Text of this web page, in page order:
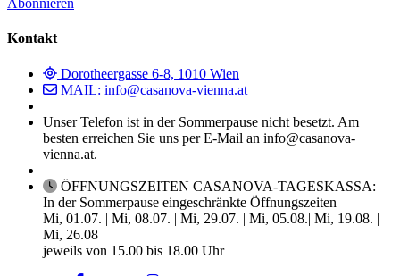
Abonnieren
Kontakt
Dorotheergasse 6-8, 1010 Wien
MAIL: info@casanova-vienna.at
Unser Telefon ist in der Sommerpause nicht besetzt. Am
besten erreichen Sie uns per E-Mail an info@casanova-
vienna.at.
ÖFFNUNGSZEITEN CASANOVA-TAGESKASSA:
In der Sommerpause eingeschränkte Öffnungszeiten
Mi, 01.07. | Mi, 08.07. | Mi, 29.07. | Mi, 05.08.| Mi, 19.08. |
Mi, 26.08
jeweils von 15.00 bis 18.00 Uhr